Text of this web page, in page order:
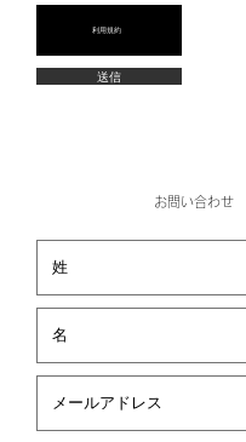
利用規約
送信
お問い合わせ